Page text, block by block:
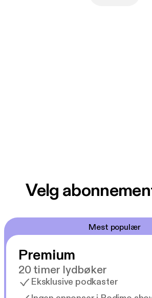
Velg
Mest populær
Premium
20 timer lydbøker
Eksklusive podkaster